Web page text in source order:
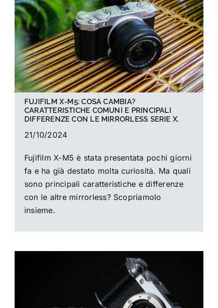
La foto del mese
Guide
Cerca
per:
FUJIFILM X-M5: COSA CAMBIA?
CARATTERISTICHE COMUNI E PRINCIPALI
DIFFERENZE CON LE MIRRORLESS SERIE X.
21/10/2024
Fujifilm X-M5 è stata presentata pochi giorni
fa e ha già destato molta curiosità. Ma quali
sono principali caratteristiche e differenze
con le altre mirrorless? Scopriamolo
insieme.